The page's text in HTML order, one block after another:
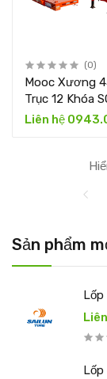
Sản phẩm
Lốp
Lốp
(0)
Mooc Xương
Trục 12 Khóa
Liên hệ